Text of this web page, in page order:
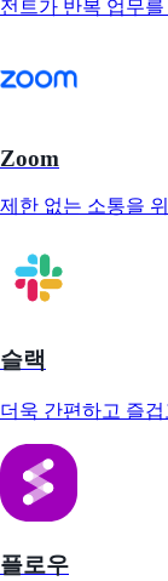
전트가 반복 업무
Zoom
제한 없는 소통을
슬랙
더욱 간편하고 즐
플로우